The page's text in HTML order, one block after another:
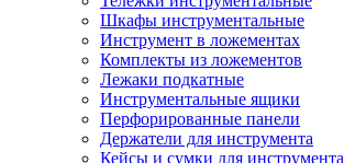
Шкафы инструментальные
Инструмент в ложементах
Комплекты из ложементов
Лежаки подкатные
Инструментальные ящики
Перфорированные панели
Держатели для инструмента
Кейсы и сумки для инструмента